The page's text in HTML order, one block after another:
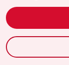
Fragen & Hilfe